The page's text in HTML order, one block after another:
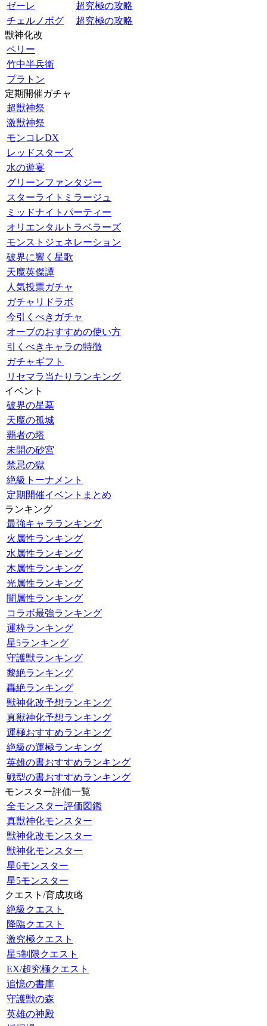
ゼーレ
超究極の攻略
チェルノボグ
超究極の攻略
獣神化改
ペリー
竹中半兵衛
プラトン
定期開催ガチャ
超獣神祭
激獣神祭
モンコレDX
レッドスターズ
水の遊宴
グリーンファンタジー
スターライトミラージュ
ミッドナイトパーティー
オリエンタルトラベラーズ
モンストジェネレーション
破界に響く星歌
天魔英傑譚
人気投票ガチャ
ガチャリドラボ
今引くべきガチャ
オーブのおすすめの使い方
引くべきキャラの特徴
ガチャギフト
リセマラ当たりランキング
イベント
破界の星墓
天魔の孤城
覇者の塔
未開の砂宮
禁忌の獄
絶級トーナメント
定期開催イベントまとめ
ランキング
最強キャラランキング
火属性ランキング
水属性ランキング
木属性ランキング
光属性ランキング
闇属性ランキング
コラボ最強ランキング
運枠ランキング
星5ランキング
守護獣ランキング
黎絶ランキング
轟絶ランキング
獣神化改予想ランキング
真獣神化予想ランキング
運極おすすめランキング
絶級の運極ランキング
英雄の書おすすめランキング
戦型の書おすすめランキング
モンスター評価一覧
全モンスター評価図鑑
真獣神化モンスター
獣神化改モンスター
獣神化モンスター
星6モンスター
星5モンスター
クエスト/育成攻略
絶級クエスト
降臨クエスト
激究極クエスト
星5制限クエスト
EX/超究極クエスト
追憶の書庫
守護獣の森
英雄の神殿